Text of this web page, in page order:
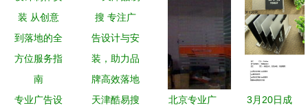
专业广告设
天津酷易搜
北京专业广
3月20日成